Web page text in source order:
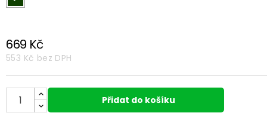
669 Kč
553 Kč bez DPH
Přidat do košíku